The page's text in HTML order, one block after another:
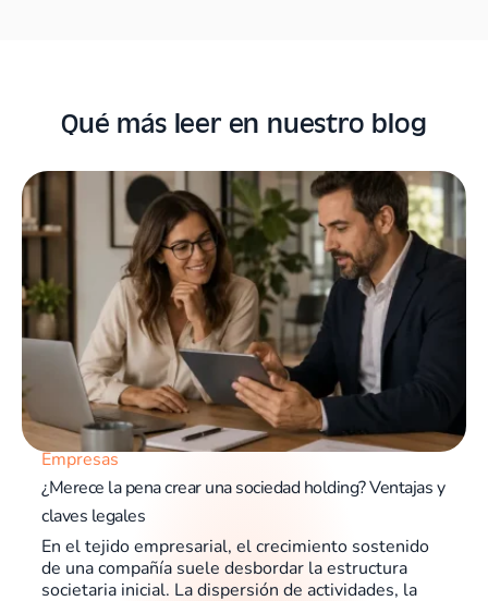
Qué más leer en nuestro blog
Empresas
¿Merece la pena crear una sociedad holding? Ventajas y
claves legales
En el tejido empresarial, el crecimiento sostenido
de una compañía suele desbordar la estructura
societaria inicial. La dispersión de actividades, la